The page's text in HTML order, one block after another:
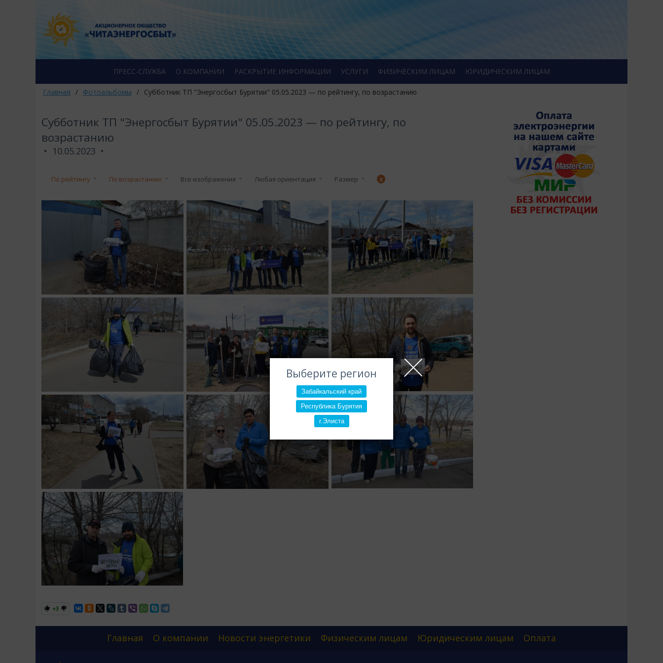
Выберите регион
Забайкальский край
Республика Бурятия
г.Элиста
ПРЕСС-СЛУЖБА О КОМПАНИИ РАСКРЫТИЕ ИНФОРМАЦИИ УСЛУГИ ФИЗИЧЕСКИМ ЛИЦАМ ЮРИДИЧЕСКИМ ЛИЦАМ
Главная / Фотоальбомы / Субботник ТП "Энергосбыт Бурятии" 05.05.2023 — по рейтингу, по возрастанию
Субботник ТП "Энергосбыт Бурятии" 05.05.2023 — по рейтингу, по
возрастанию
10.05.2023
По рейтингу По возрастанию Все изображения Любая ориентация Размер x
+3
Главная О компании Новости энергетики Физическим лицам Юридическим лицам Оплата